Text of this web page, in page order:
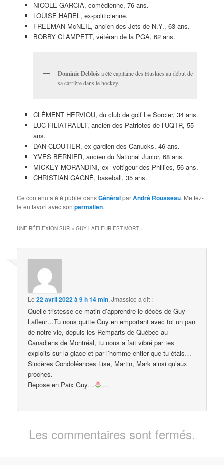
NICOLE GARCIA, comédienne, 76 ans.
LOUISE HAREL, ex-politicienne.
FREEMAN McNEIL, ancien des Jets de N.Y., 63 ans.
BOBBY CLAMPETT, vétéran de la PGA, 62 ans.
Dominic Debloisa été capitaine des Huskies au début de
sa carrière dans le hockey.
CLÉMENT HERVIOU, du club de golf Le Sorcier, 34 ans.
LUC FILIATRAULT, ancien des Patriotes de l’UQTR, 55
ans.
DAN CLOUTIER, ex-gardien des Canucks, 46 ans.
YVES BERNIER, ancien du National Junior, 68 ans.
MICKEY MORANDINI, ex -voltigeur des Phillies, 56 ans.
CHRISTIAN GAGNÉ, baseball, 35 ans.
Ce contenu a été publié dansGénéralparAndré Rousseau. Mettez-
le en favori avec sonpermalien.
UNE RÉFLEXION SUR «GUY LAFLEUR EST MORT »
Le22 avril 2022 à 9 h 14 min,Jmassico a dit :
Quelle tristesse ce matin d’apprendre le décès de Guy
Lafleur…Tu nous quitte Guy en emportant avec toi un pan
de notre vie, depuis les Remparts de Québec au
Canadiens de Montréal, tu nous a fait vibré par tes
exploits sur la glace et par l’homme entier que tu étais…
Sincères Condoléances Lise, Martin, Mark ainsi qu’aux
proches.
Repose en Paix Guy…
…
Les commentaires sont fermés.